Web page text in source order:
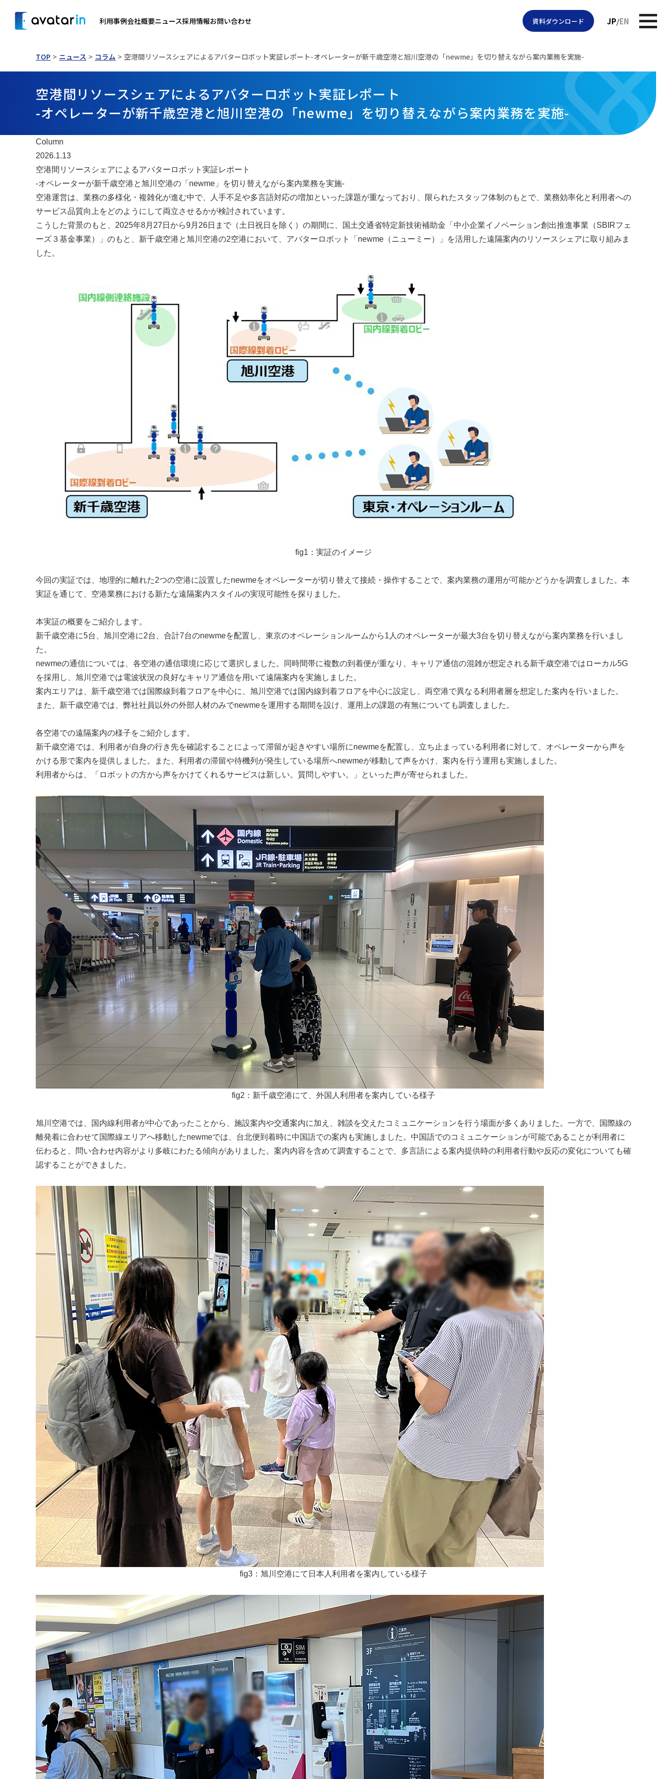
利用事例会社概要ニュース採用情報お問い合わせ 資料ダウンロード JP EN
TOP ニュース コラム 空港間リソースシェアによるアバターロボット実証レポート-オペレーターが新千歳空港と旭川空港の「newme」を切り替えながら案内業務を実施-
空港間リソースシェアによるアバターロボット実証レポート
-オペレーターが新千歳空港と旭川空港の「newme」を切り替えながら案内業務を実施-
Column
2026.1.13
空港間リソースシェアによるアバターロボット実証レポート
-オペレーターが新千歳空港と旭川空港の「newme」を切り替えながら案内業務を実施-
空港運営は、業務の多様化・複雑化が進む中で、人手不足や多言語対応の増加といった課題が重なっており、限られたスタッフ体制のもとで、業務効率化と利用者への
サービス品質向上をどのようにして両立させるかが検討されています。
こうした背景のもと、2025年8月27日から9月26日まで（土日祝日を除く）の期間に、国土交通省特定新技術補助金「中小企業イノベーション創出推進事業（SBIRフェ
ーズ３基金事業）」のもと、新千歳空港と旭川空港の2空港において、アバターロボット「newme（ニューミー）」を活用した遠隔案内のリソースシェアに取り組みま
した。
fig1：実証のイメージ
今回の実証では、地理的に離れた2つの空港に設置したnewmeをオペレーターが切り替えて接続・操作することで、案内業務の運用が可能かどうかを調査しました。本
実証を通じて、空港業務における新たな遠隔案内スタイルの実現可能性を探りました。
本実証の概要をご紹介します。
新千歳空港に5台、旭川空港に2台、合計7台のnewmeを配置し、東京のオペレーションルームから1人のオペレーターが最大3台を切り替えながら案内業務を行いまし
た。
newmeの通信については、各空港の通信環境に応じて選択しました。同時間帯に複数の到着便が重なり、キャリア通信の混雑が想定される新千歳空港ではローカル5G
を採用し、旭川空港では電波状況の良好なキャリア通信を用いて遠隔案内を実施しました。
案内エリアは、新千歳空港では国際線到着フロアを中心に、旭川空港では国内線到着フロアを中心に設定し、両空港で異なる利用者層を想定した案内を行いました。
また、新千歳空港では、弊社社員以外の外部人材のみでnewmeを運用する期間を設け、運用上の課題の有無についても調査しました。
各空港での遠隔案内の様子をご紹介します。
新千歳空港では、利用者が自身の行き先を確認することによって滞留が起きやすい場所にnewmeを配置し、立ち止まっている利用者に対して、オペレーターから声を
かける形で案内を提供しました。また、利用者の滞留や待機列が発生している場所へnewmeが移動して声をかけ、案内を行う運用も実施しました。
利用者からは、「ロボットの方から声をかけてくれるサービスは新しい。質問しやすい。」といった声が寄せられました。
fig2：新千歳空港にて、外国人利用者を案内している様子
旭川空港では、国内線利用者が中心であったことから、施設案内や交通案内に加え、雑談を交えたコミュニケーションを行う場面が多くありました。一方で、国際線の
離発着に合わせて国際線エリアへ移動したnewmeでは、台北便到着時に中国語での案内も実施しました。中国語でのコミュニケーションが可能であることが利用者に
伝わると、問い合わせ内容がより多岐にわたる傾向がありました。案内内容を含めて調査することで、多言語による案内提供時の利用者行動や反応の変化についても確
認することができました。
fig3：旭川空港にて日本人利用者を案内している様子